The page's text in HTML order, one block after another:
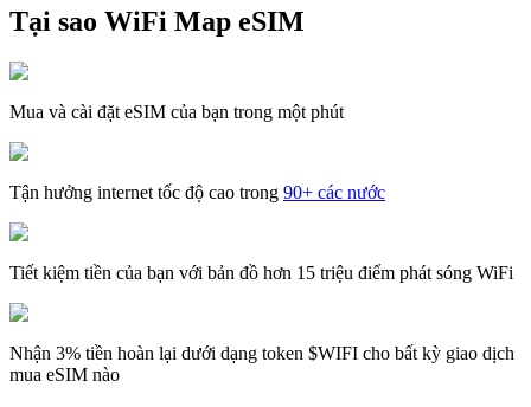
Tại sao WiFi Map eSIM
Mua và cài đặt eSIM của bạn trong một phút
Tận hưởng internet tốc độ cao trong 90+ các nước
Tiết kiệm tiền của bạn với bản đồ hơn 15 triệu điểm phát sóng WiFi
Nhận 3% tiền hoàn lại dưới dạng token $WIFI cho bất kỳ giao dịch
mua eSIM nào